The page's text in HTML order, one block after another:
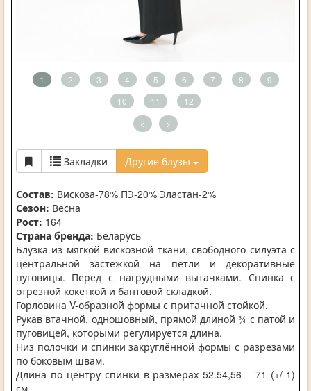
1 2 3 4 5 6 7 8
9
10
11 12
< >
Закладки Другие блузы
Состав: Вискоза-78% ПЭ-20% Эластан-2%
Сезон: Весна
Рост: 164
Страна бренда: Беларусь
Блузка из мягкой вискозной ткани, свободного силуэта с
центральной застёжкой на петли и декоративные
пуговицы. Перед с нагрудными вытачками. Спинка с
отрезной кокеткой и бантовой складкой.
Горловина V-образной формы с притачной стойкой.
Рукав втачной, одношовный, прямой длиной ¾ с патой и
пуговицей, которыми регулируется длина.
Низ полочки и спинки закруглённой формы с разрезами
по боковым швам.
Длина по центру спинки в размерах 52.54,56 – 71 (+/-1)